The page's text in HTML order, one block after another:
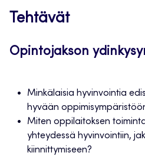
Tehtävät
Opintojakson
Minkälaisia hyvinvointia
hyvään
Miten oppilaitoksen
yhteydessä hyvinvointiin,
kiinnittymiseen?